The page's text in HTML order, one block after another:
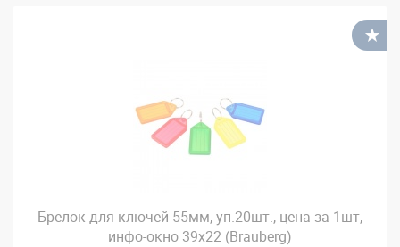
Брелок для ключей 55мм, уп.20шт., цена за 1шт,
инфо-окно 39х22 (Brauberg)